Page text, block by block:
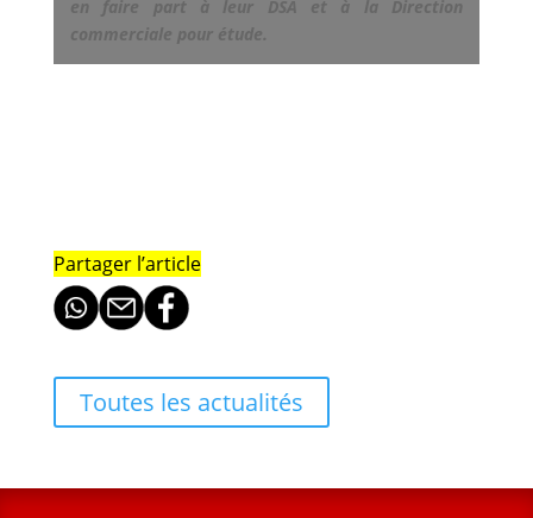
en faire part à leur DSA et à la Direction
commerciale pour étude.
Partager l’article
Toutes les actualités